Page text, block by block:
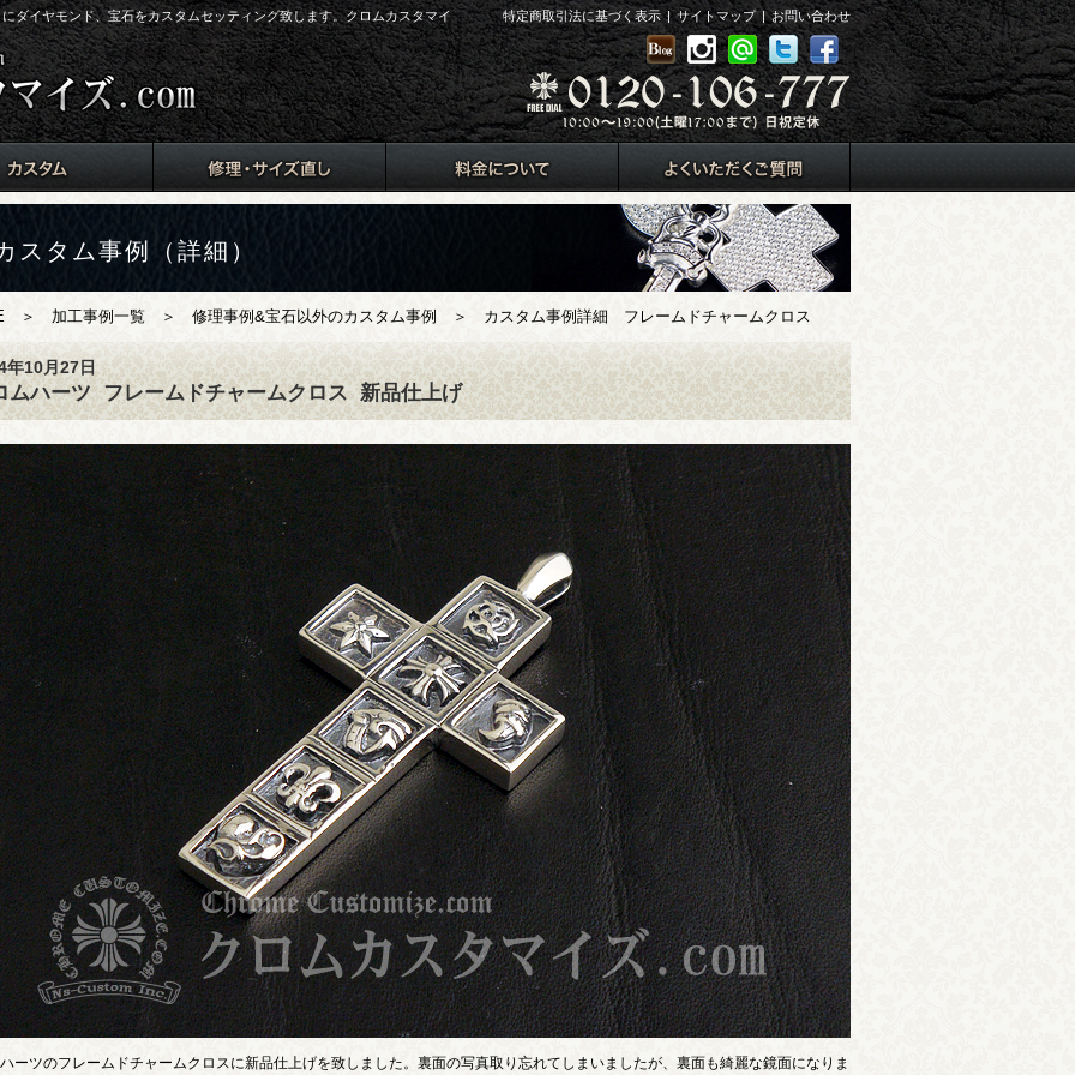
ダイヤモンド、宝石をカスタムセッティング致します。クロムカスタマイ お問い合わせ
|
サイトマップ
|
特定商取引法に基づく表示
スタム事例（詳細）
＞ 加工事例一覧 ＞ 修理事例&宝石以外のカスタム事例 ＞ カスタム事例詳細 フレームドチャームクロス
年10月27日
ムハーツ フレームドチャームクロス 新品仕上げ
ーツのフレームドチャームクロスに新品仕上げを致しました。裏面の写真取り忘れてしまいましたが、裏面も綺麗な鏡面になりま